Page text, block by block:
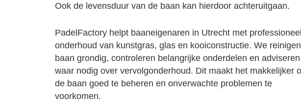
Ook de levensduur van de baan kan hierdoor achteruitgaan.
PadelFactory helpt baaneigenaren in Utrecht met professioneel
onderhoud van kunstgras, glas en kooiconstructie. We
baan grondig, controleren belangrijke onderdelen en adviseren
waar nodig over vervolgonderhoud. Dit maakt het makkelijker
de baan goed te beheren en onverwachte problemen te
voorkomen.